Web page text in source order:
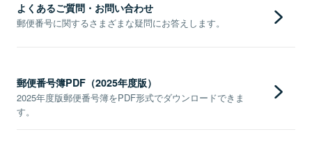
よくあるご質問・お問い合わせ
郵便番号に関するさまざまな疑問にお答えします。
郵便番号簿PDF（2025年度版）
2025年度版郵便番号簿をPDF形式でダウンロードできま
す。